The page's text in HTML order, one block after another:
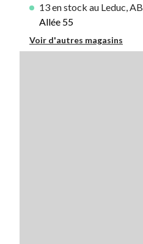
13 en stock au Leduc, AB
Allée 55
Voir d'autres magasins